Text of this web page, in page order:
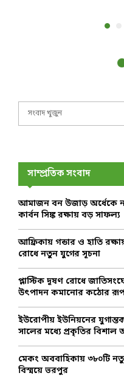
f
r
সাম্প্রতিক সংবাদ
আমাজন বন উজাড় অর্ধেকে
কার্বন সিঙ্ক রক্ষায় বড় সাফল্য
আফ্রিকায় গন্ডার ও হাতি
রোধে নতুন যুগের সূচনা
প্লাস্টিক দূষণ রোধে
উৎপাদন কমানোর কঠোর
ইউরোপীয় ইউনিয়নের
সালের মধ্যে প্রকৃতির বিশাল
মেকং অববাহিকায় ৩৮০টি
বিস্ময়ে ভরপুর